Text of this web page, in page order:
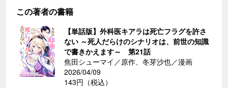
この著者の書籍
【単話版】外科医キアラは死亡フラグを許さ
ない ～死人だらけのシナリオは、前世の知識
で書きかえます～ 第21話
焦田シューマイ／原作、冬芽沙也／漫画
2026/04/09
143円（税込）